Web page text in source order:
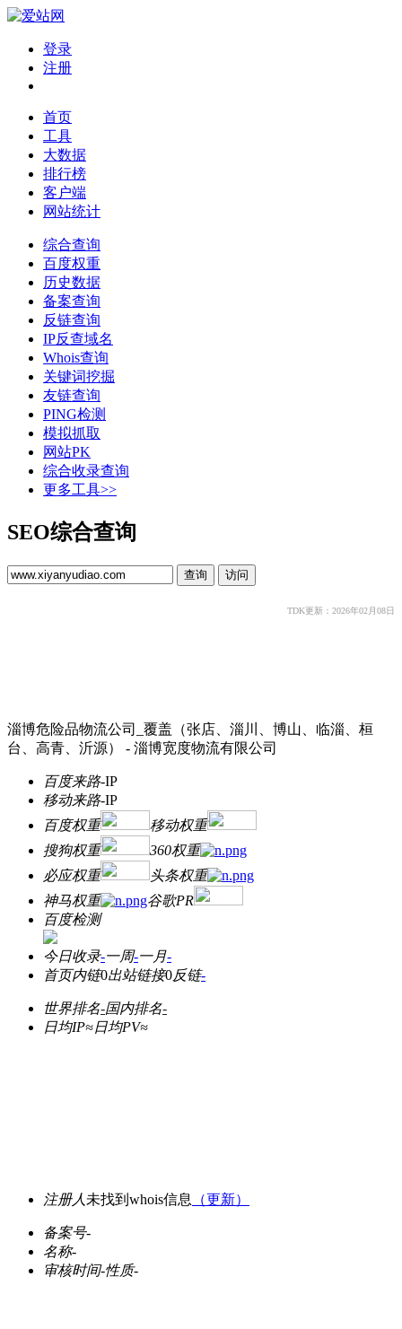
登录
注册
首页
工具
大数据
排行榜
客户端
网站统计
综合查询
百度权重
历史数据
备案查询
反链查询
IP反查域名
Whois查询
关键词挖掘
友链查询
PING检测
模拟抓取
网站PK
综合收录查询
更多工具>>
SEO综合查询
TDK更新：2026年02月08日
淄博危险品物流公司_覆盖（张店、淄川、博山、临淄、桓
台、高青、沂源） - 淄博宽度物流有限公司
百度来路-IP
移动来路-IP
百度权重
移动权重
搜狗权重
360权重
必应权重
头条权重
神马权重
谷歌PR
百度检测
今日收录-一周-一月-
首页内链0出站链接0反链-
世界排名-国内排名-
日均IP≈日均PV≈
注册人 未找到whois信息 （更新）
备案号-
名称-
审核时间-性质-